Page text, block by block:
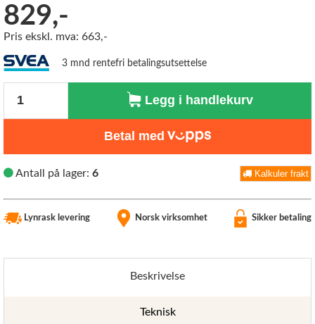
829,-
Pris ekskl. mva: 663,-
3 mnd rentefri betalingsutsettelse
Legg i handlekurv
Betal med
Antall på lager: 6 Kalkuler frakt
Lynrask levering Norsk virksomhet Sikker betaling
Beskrivelse
Teknisk